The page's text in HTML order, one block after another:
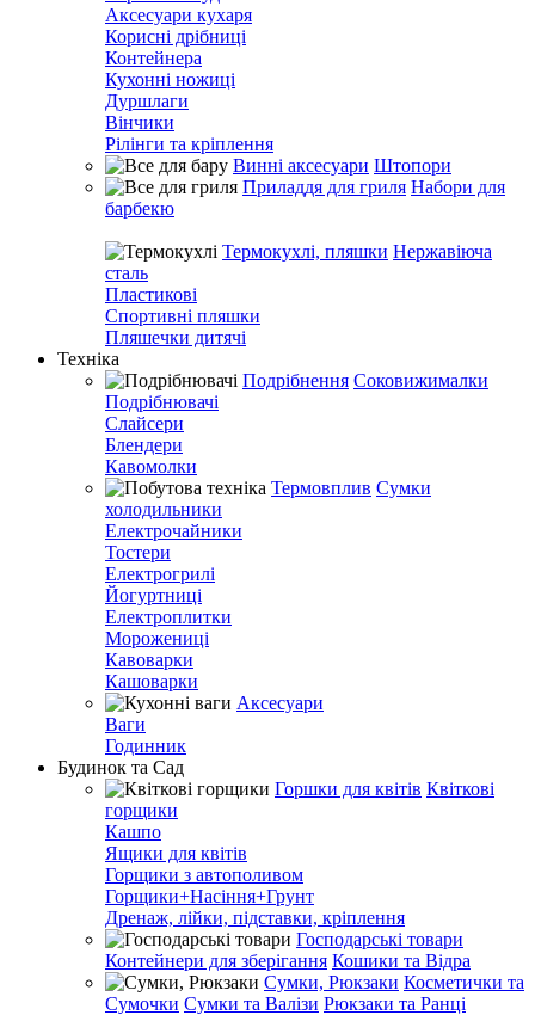
Аксесуари кухаря
Корисні дрібниці
Контейнера
Кухонні ножиці
Дуршлаги
Вінчики
Рілінги та кріплення
Винні аксесуари Штопори
Приладдя для гриля Набори для
барбекю
Термокухлі, пляшки Нержавіюча
сталь
Пластикові
Спортивні пляшки
Пляшечки дитячі
Техніка
Подрібнення Соковижималки
Подрібнювачі
Слайсери
Блендери
Кавомолки
Термовплив Сумки
холодильники
Електрочайники
Тостери
Електрогрилі
Йогуртниці
Електроплитки
Морожениці
Кавоварки
Кашоварки
Аксесуари
Ваги
Годинник
Будинок та Сад
Горшки для квітів Квіткові
горщики
Кашпо
Ящики для квітів
Горщики з автополивом
Горщики+Насіння+Грунт
Дренаж, лійки, підставки, кріплення
Господарські товари
Контейнери для зберігання Кошики та Відра
Сумки, Рюкзаки Косметички та
Сумочки Сумки та Валізи Рюкзаки та Ранці